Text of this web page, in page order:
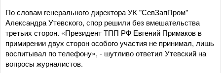
По словам генерального директора УК "СевЗапПром"
Александра Утевского, спор решили без вмешательства
третьих сторон. «Президент ТПП РФ Евгений Примаков в
примирении двух сторон особого участия не принимал, лишь
воспитывал по телефону», - шутливо ответил Утевский на
вопросы журналистов.